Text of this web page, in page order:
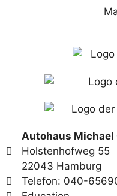
Autohaus Michael
Holstenhofweg 55
22043 Hamburg
Telefon: 040-